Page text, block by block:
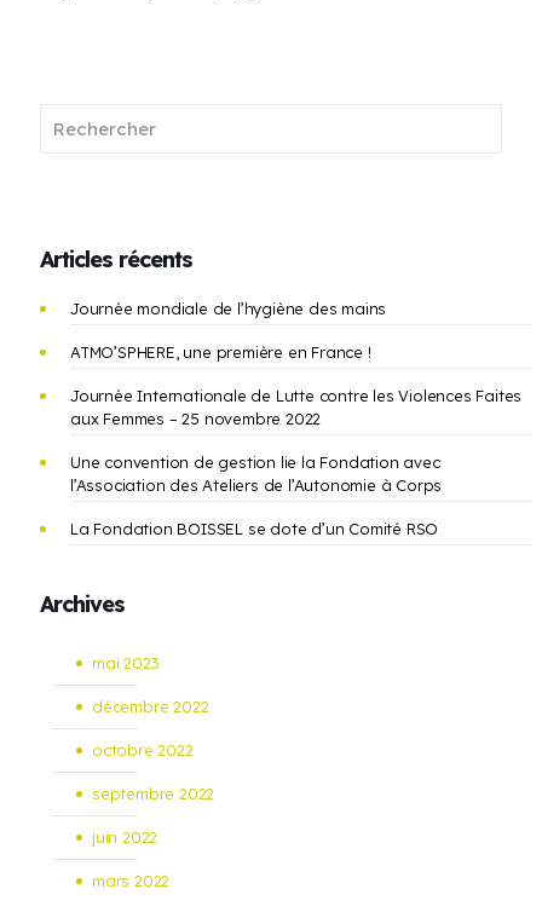
Articles récents
Journée mondiale de l’hygiène des mains
ATMO’SPHERE, une première en France !
Journée Internationale de Lutte contre les Violences Faites
aux Femmes – 25 novembre 2022
Une convention de gestion lie la Fondation avec
l’Association des Ateliers de l’Autonomie à Corps
La Fondation BOISSEL se dote d’un Comité RSO
Archives
mai 2023
décembre 2022
octobre 2022
septembre 2022
juin 2022
mars 2022